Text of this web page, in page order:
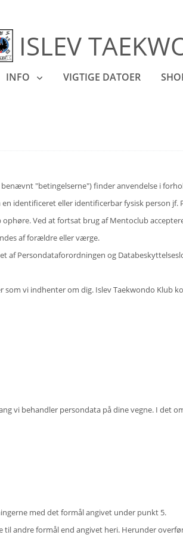
ISLEV
INFO VIGTIGE DATOER
"betingelserne") finder anvendelse i
identificeret eller identificerbar fysisk person
Ved at fortsat brug af Mentoclub
af forældre eller værge.
af Persondataforordningen og
vi indhenter om dig. Islev Taekwondo Klub
vi behandler persondata på dine vegne. I det
med det formål angivet under punkt 5.
andre formål end angivet heri. Herunder